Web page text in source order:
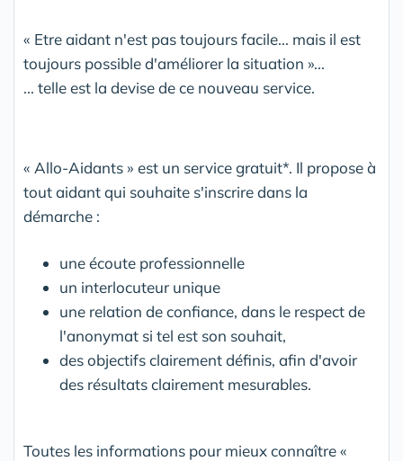
« Etre aidant n'est pas toujours facile... mais il est
toujours possible d'améliorer la situation »...
... telle est la devise de ce nouveau service.
« Allo-Aidants » est un service gratuit*. Il propose à
tout aidant qui souhaite s'inscrire dans la
démarche :
une écoute professionnelle
un interlocuteur unique
une relation de confiance, dans le respect de
l'anonymat si tel est son souhait,
des objectifs clairement définis, afin d'avoir
des résultats clairement mesurables.
Toutes les informations pour mieux connaître «